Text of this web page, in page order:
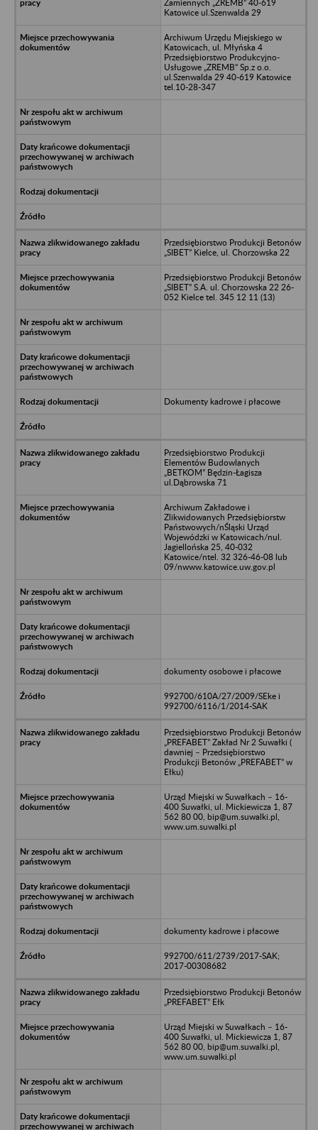
Zamiennych „ZREMB” 40-619
Katowice ul.Szenwalda 29
Archiwum Urzędu Miejskiego w
Katowicach, ul. Młyńska 4
Przedsiębiorstwo Produkcyjno-
Usługowe „ZREMB” Sp.z o.o.
ul.Szenwalda 29 40-619 Katowice
tel.10-28-347
Przedsiębiorstwo Produkcji Betonów
„SIBET” Kielce, ul. Chorzowska 22
Przedsiębiorstwo Produkcji Betonów
„SIBET” S.A. ul. Chorzowska 22 26-
052 Kielce tel. 345 12 11 (13)
Dokumenty kadrowe i płacowe
Przedsiębiorstwo Produkcji
Elementów Budowlanych
„BETKOM” Będzin-Łagisza
ul.Dąbrowska 71
Archiwum Zakładowe i
Zlikwidowanych Przedsiębiorstw
Państwowych/nŚląski Urząd
Wojewódzki w Katowicach/nul.
Jagiellońska 25, 40-032
Katowice/ntel. 32 326-46-08 lub
09/nwww.katowice.uw.gov.pl
dokumenty osobowe i płacowe
992700/610A/27/2009/SEke i
992700/6116/1/2014-SAK
Przedsiębiorstwo Produkcji Betonów
„PREFABET” Zakład Nr 2 Suwałki (
dawniej – Przedsiębiorstwo
Produkcji Betonów „PREFABET” w
Ełku)
Urząd Miejski w Suwałkach – 16-
400 Suwałki, ul. Mickiewicza 1, 87
562 80 00, bip@um.suwalki.pl,
www.um.suwalki.pl
dokumenty kadrowe i płacowe
992700/611/2739/2017-SAK;
2017-00308682
Przedsiębiorstwo Produkcji Betonów
„PREFABET” Ełk
Urząd Miejski w Suwałkach – 16-
400 Suwałki, ul. Mickiewicza 1, 87
562 80 00, bip@um.suwalki.pl,
www.um.suwalki.pl